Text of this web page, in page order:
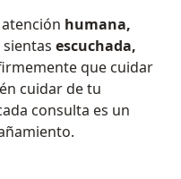
humana,
escuchada,
que cuidar
cuidar de tu
consulta es un